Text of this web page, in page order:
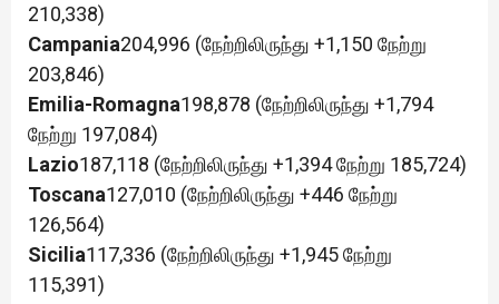
210,338)
Campania204,996 (நேற்றிலிருந்து +1,150 நேற்று
203,846)
Emilia-Romagna198,878 (நேற்றிலிருந்து +1,794
நேற்று 197,084)
Lazio187,118 (நேற்றிலிருந்து +1,394 நேற்று 185,724)
Toscana127,010 (நேற்றிலிருந்து +446 நேற்று
126,564)
Sicilia117,336 (நேற்றிலிருந்து +1,945 நேற்று
115,391)